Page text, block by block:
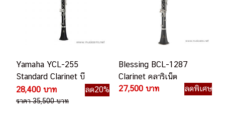
Yamaha YCL-255
Standard Clarinet บี
แฟลตคลาริเน็ต
28,400 บาท ลด20%
ราคา 35,500 บาท
Blessing BCL-1287
Clarinet คลาริเน็ต
27,500 บาท
ลดพิเศษ